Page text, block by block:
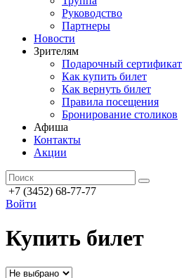
Руководство
Партнеры
Новости
Зрителям
Подарочный сертификат
Как купить билет
Как вернуть билет
Правила посещения
Бронирование столиков
Афиша
Контакты
Акции
+7 (3452) 68-77-77
Войти
Купить билет